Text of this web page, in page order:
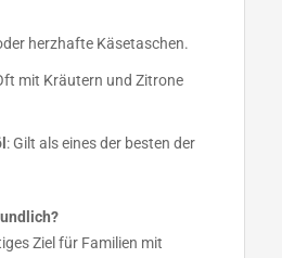
herzhafte Käsetaschen.
mit Kräutern und Zitrone
: Gilt als eines der besten der
Ziel für Familien mit